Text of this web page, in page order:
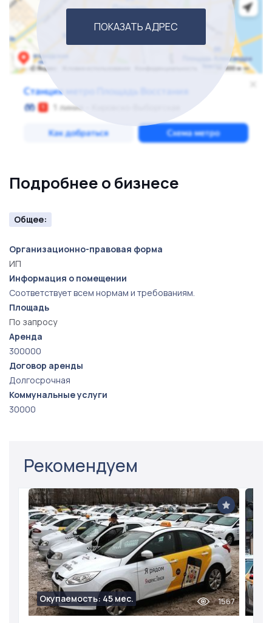
ПОКАЗАТЬ АДРЕС
Подробнее о бизнесе
Общее:
Организационно-правовая форма
ИП
Информация о помещении
Соответствует всем нормам и требованиям.
Площадь
По запросу
Аренда
300000
Договор аренды
Долгосрочная
Коммунальные услуги
30000
Рекомендуем
Окупаемость: 45 мес. 1567